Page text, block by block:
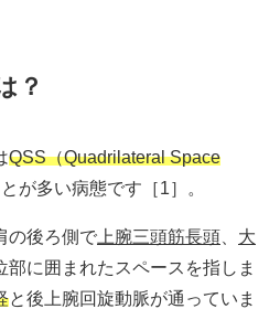
？
QSS（Quadrilateral Space
が多い病態です［1］。
の後ろ側で 上腕三頭筋長頭
大
部に囲まれたスペースを指しま
と後上腕回旋動脈が通っていま